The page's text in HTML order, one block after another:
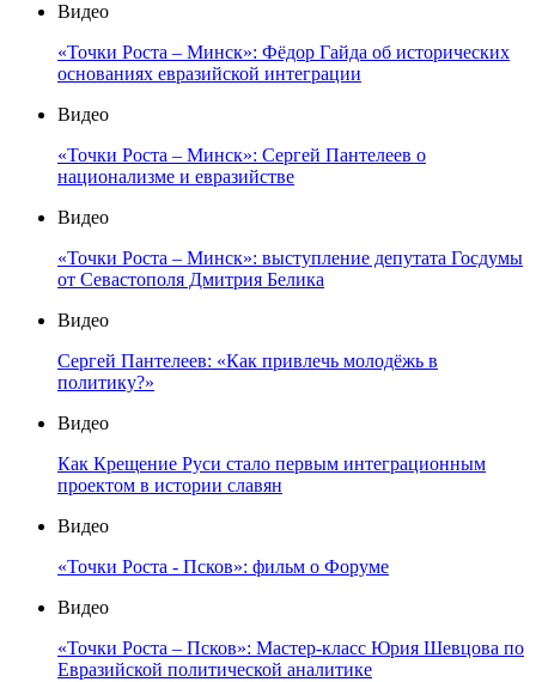
Видео
«Точки Роста – Минск»: Фёдор Гайда об исторических
основаниях евразийской интеграции
Видео
«Точки Роста – Минск»: Сергей Пантелеев о
национализме и евразийстве
Видео
«Точки Роста – Минск»: выступление депутата Госдумы
от Севастополя Дмитрия Белика
Видео
Сергей Пантелеев: «Как привлечь молодёжь в
политику?»
Видео
Как Крещение Руси стало первым интеграционным
проектом в истории славян
Видео
«Точки Роста - Псков»: фильм о Форуме
Видео
«Точки Роста – Псков»: Мастер-класс Юрия Шевцова по
Евразийской политической аналитике